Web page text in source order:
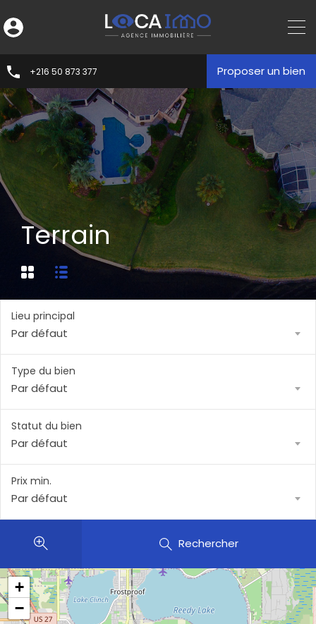
+216 50 873 377 Proposer un bien
Terrain
Lieu principal
Par défaut
Type du bien
Par défaut
Statut du bien
Par défaut
Prix min.
Par défaut
Rechercher
+
−